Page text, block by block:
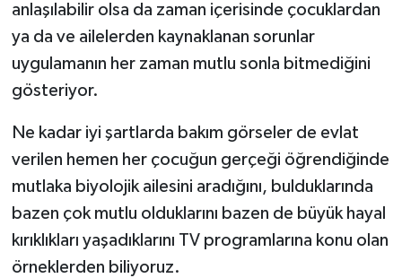
anlaşılabilir olsa da zaman içerisinde çocuklardan
ya da ve ailelerden kaynaklanan sorunlar
uygulamanın her zaman mutlu sonla bitmediğini
gösteriyor.
Ne kadar iyi şartlarda bakım görseler de evlat
verilen hemen her çocuğun gerçeği öğrendiğinde
mutlaka biyolojik ailesini aradığını, bulduklarında
bazen çok mutlu olduklarını bazen de büyük hayal
kırıklıkları yaşadıklarını TV programlarına konu olan
örneklerden biliyoruz.